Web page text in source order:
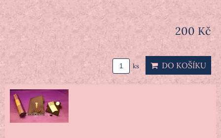
200 Kč
ks DO KOŠÍKU